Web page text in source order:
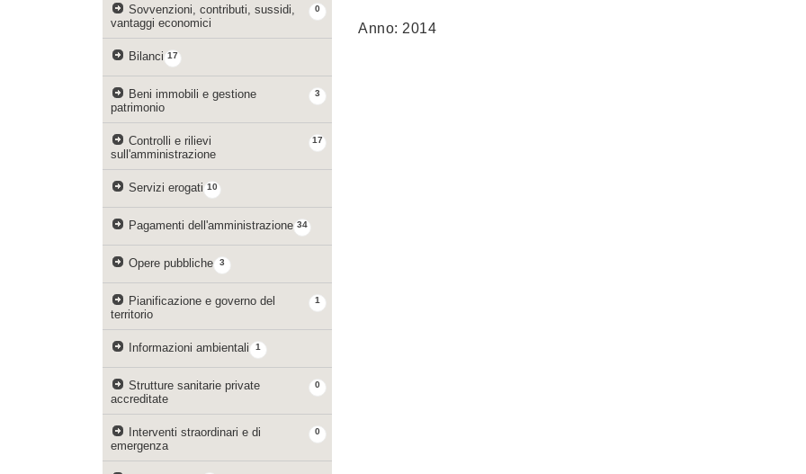
0
Sovvenzioni, contributi, sussidi,
vantaggi economici
17
Bilanci
3
Beni immobili e gestione
patrimonio
17
Controlli e rilievi
sull'amministrazione
10
Servizi erogati
34
Pagamenti dell'amministrazione
3
Opere pubbliche
1
Pianificazione e governo del
territorio
1
Informazioni ambientali
0
Strutture sanitarie private
accreditate
0
Interventi straordinari e di
emergenza
Anno: 2014